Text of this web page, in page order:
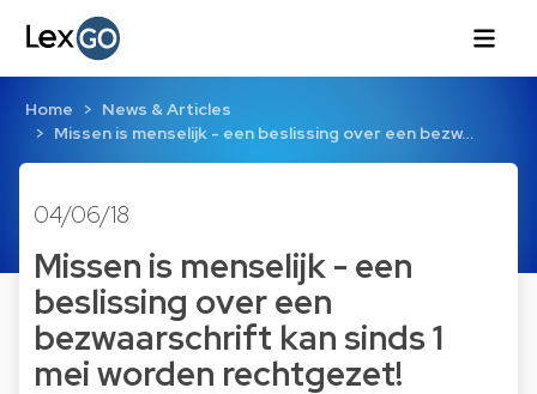
Home
News & Articles
Missen is menselijk - een beslissing over een bezw…
04/06/18
Missen is menselijk - een
beslissing over een
bezwaarschrift kan sinds 1
mei worden rechtgezet!